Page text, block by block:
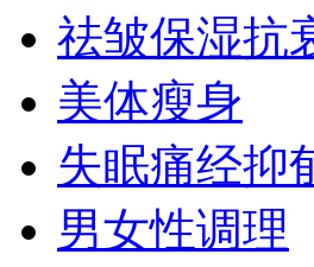
祛皱保湿抗
美体瘦身
失眠痛经抑
男女性调理